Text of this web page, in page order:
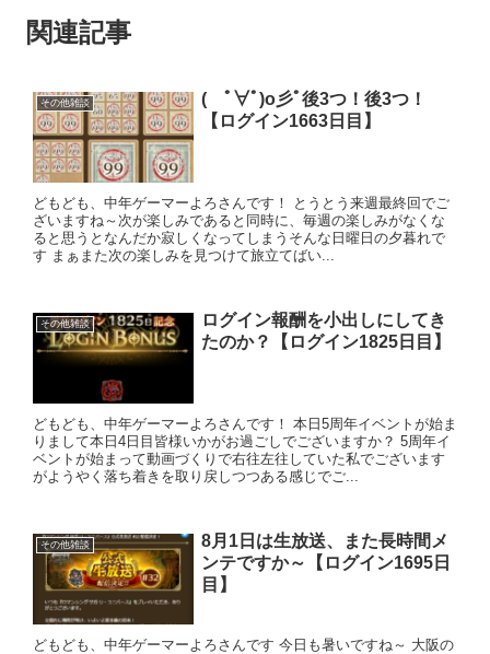
関連記事
その他雑談
( ﾟ∀ﾟ)o彡ﾟ後3つ！後3つ！
【ログイン1663日目】
どもども、中年ゲーマーよろさんです！ とうとう来週最終回でご
ざいますね～次が楽しみであると同時に、毎週の楽しみがなくな
ると思うとなんだか寂しくなってしまうそんな日曜日の夕暮れで
す まぁまた次の楽しみを見つけて旅立てばい...
その他雑談
ログイン報酬を小出しにしてき
たのか？【ログイン1825日目】
どもども、中年ゲーマーよろさんです！ 本日5周年イベントが始ま
りまして本日4日目皆様いかがお過ごしでございますか？ 5周年イ
ベントが始まって動画づくりで右往左往していた私でございます
がようやく落ち着きを取り戻しつつある感じでご...
その他雑談
8月1日は生放送、また長時間メ
ンテですか～【ログイン1695日
目】
どもども、中年ゲーマーよろさんです 今日も暑いですね～ 大阪の